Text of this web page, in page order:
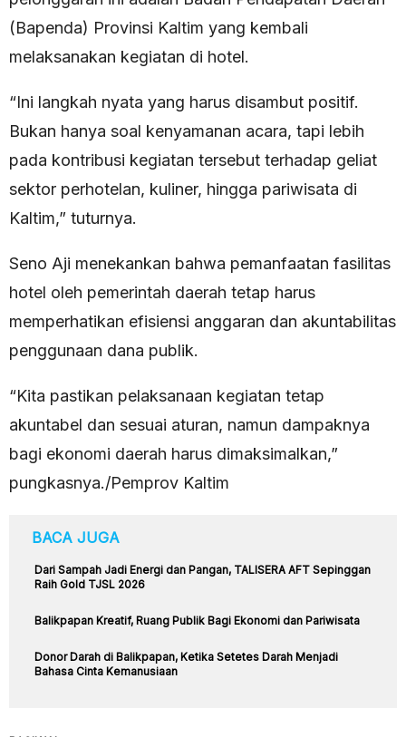
(Bapenda) Provinsi Kaltim yang kembali
melaksanakan kegiatan di hotel.
“Ini langkah nyata yang harus disambut positif.
Bukan hanya soal kenyamanan acara, tapi lebih
pada kontribusi kegiatan tersebut terhadap geliat
sektor perhotelan, kuliner, hingga pariwisata di
Kaltim,” tuturnya.
Seno Aji menekankan bahwa pemanfaatan fasilitas
hotel oleh pemerintah daerah tetap harus
memperhatikan efisiensi anggaran dan akuntabilitas
penggunaan dana publik.
“Kita pastikan pelaksanaan kegiatan tetap
akuntabel dan sesuai aturan, namun dampaknya
bagi ekonomi daerah harus dimaksimalkan,”
pungkasnya./Pemprov Kaltim
BACA JUGA
Dari Sampah Jadi Energi dan Pangan, TALISERA AFT Sepinggan
Raih Gold TJSL 2026
Balikpapan Kreatif, Ruang Publik Bagi Ekonomi dan Pariwisata
Donor Darah di Balikpapan, Ketika Setetes Darah Menjadi
Bahasa Cinta Kemanusiaan